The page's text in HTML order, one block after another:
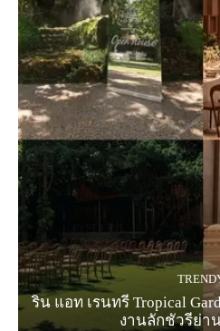
ริน แอท เรนทรี Tropical
งานลักชัวรีย่า